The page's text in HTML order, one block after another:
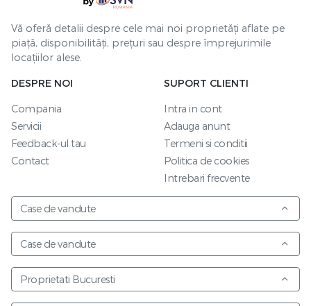
Vă oferă detalii despre cele mai noi proprietăți aflate pe
piață, disponibilități, prețuri sau despre împrejurimile
locațiilor alese.
DESPRE NOI
Compania
Servicii
Feedback-ul tau
Contact
SUPORT CLIENTI
Intra in cont
Adauga anunt
Termeni si conditii
Politica de cookies
Intrebari frecvente
Case de vandute
Case de vandute
Proprietati Bucuresti